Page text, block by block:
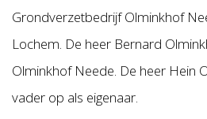
Grondverzetbedrijf Olminkhof
Lochem. De heer Bernard
Olminkhof Neede. De heer Hein
vader op als eigenaar.